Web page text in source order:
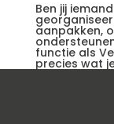
Ben jij
aanpakken,
functie als
precies wat